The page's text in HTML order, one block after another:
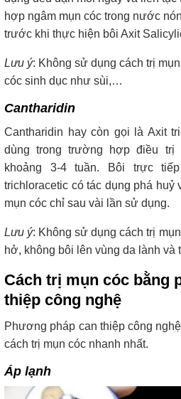
hợp ngâm mụn cóc trong nước
trước khi thực hiện bôi Axit
Lưu ý: Không sử dụng cách trị
cóc sinh dục như sùi,…
Cantharidin
Cantharidin hay còn gọi là Axit
dùng trong trường hợp điều trị
khoảng 3-4 tuần. Bôi trực
trichloracetic có tác dụng phá huỷ
mụn cóc chỉ sau vài lần sử dụng.
Lưu ý: Không sử dụng cách trị
hở, không bôi lên vùng da lành và
Cách trị mụn cóc bằng
thiệp công nghệ
Phương pháp can thiệp công
cách trị mụn cóc nhanh nhất.
Áp lạnh